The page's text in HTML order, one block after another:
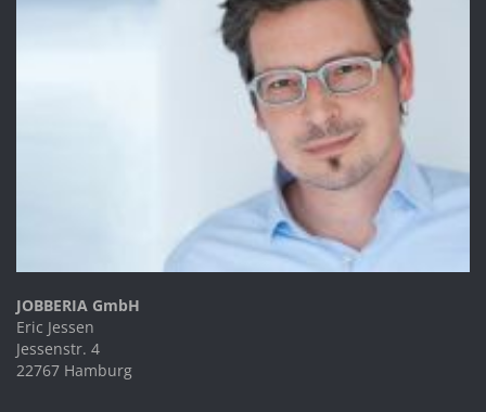
JOBBERIA GmbH
Eric Jessen
Jessenstr. 4
22767 Hamburg